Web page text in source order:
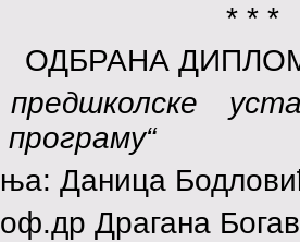
* * *
ОДБРАНА
“
Даница
Драгана